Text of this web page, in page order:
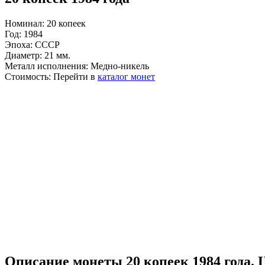
Номинал: 20 копеек
Год: 1984
Эпоха: СССР
Диаметр: 21 мм.
Металл исполнения: Медно-никель
Стоимость: Перейти в каталог монет
Описание монеты 20 копеек 1984 года.